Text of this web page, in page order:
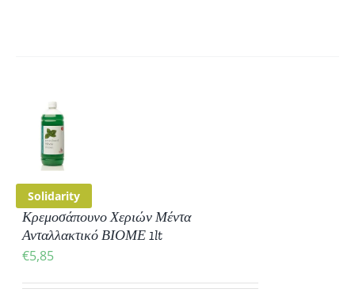
Solidarity
Κρεμοσάπουνο Χεριών Μέντα
Ανταλλακτικό ΒΙΟΜΕ 1lt
€5,85